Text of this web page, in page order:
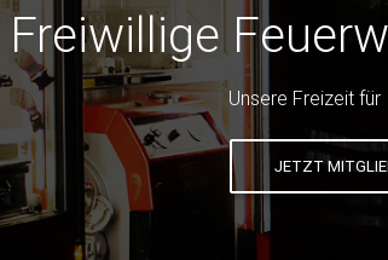
Freiwillige
Unsere Freizeit für
JETZT